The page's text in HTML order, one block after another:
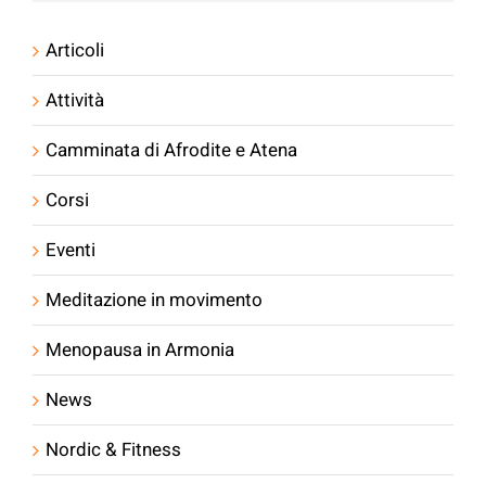
Articoli
Attività
Camminata di Afrodite e Atena
Corsi
Eventi
Meditazione in movimento
Menopausa in Armonia
News
Nordic & Fitness